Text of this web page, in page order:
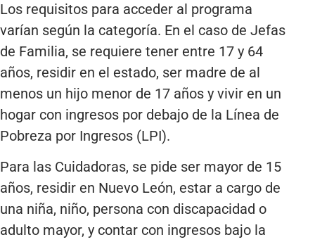
Los requisitos para acceder al programa
varían según la categoría. En el caso de Jefas
de Familia, se requiere tener entre 17 y 64
años, residir en el estado, ser madre de al
menos un hijo menor de 17 años y vivir en un
hogar con ingresos por debajo de la Línea de
Pobreza por Ingresos (LPI).
Para las Cuidadoras, se pide ser mayor de 15
años, residir en Nuevo León, estar a cargo de
una niña, niño, persona con discapacidad o
adulto mayor, y contar con ingresos bajo la